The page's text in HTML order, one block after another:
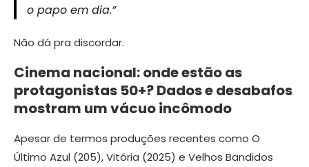
o papo em dia.”
Não dá pra discordar.
Cinema nacional: onde estão as
protagonistas 50+? Dados e desabafos
mostram um vácuo incômodo
Apesar de termos produções recentes como O
Último Azul (205), Vitória (2025) e Velhos Bandidos